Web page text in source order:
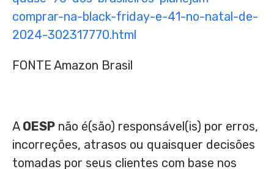
comprar-na-black-friday-e-41-no-natal-de-
2024-302317770.html
FONTE Amazon Brasil
A OESP não é(são) responsável(is) por erros,
incorreções, atrasos ou quaisquer decisões
tomadas por seus clientes com base nos